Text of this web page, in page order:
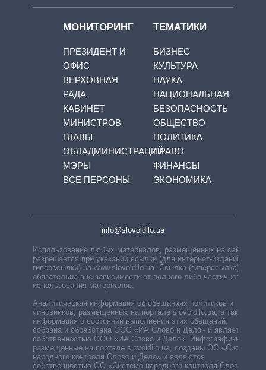
МОНИТОРИНГ
ПРЕЗИДЕНТ И
ОФИС
ВЕРХОВНАЯ
РАДА
КАБИНЕТ
МИНИСТРОВ
ГЛАВЫ
ОБЛАДМИНИСТРАЦИЙ
МЭРЫ
ВСЕ ПЕРСОНЫ
ТЕМАТИКИ
БИЗНЕС
КУЛЬТУРА
НАУКА
НАЦИОНАЛЬНАЯ
БЕЗОПАСНОСТЬ
ОБЩЕСТВО
ПОЛИТИКА
ПРАВО
ФИНАНСЫ
ЭКОНОМИКА
info@slovoidilo.ua
Использование любых материалов, размещённых на сайте,
разрешается при указании ссылки (для интернет-изданий —
гиперссылки) на www.slovoidilo.ua. Ссылка (гиперссылка)
обязательна вне зависимости от полного либо частичного
использования материалов.
Аналитическая информация об обещаниях политиков и
чиновников, размещенных на портале slovoidilo.ua, а также
информация о состоянии выполнения этих обещаний,
собрана и обработана ООО «ИА Слово и Дело» и является
собственностью ООО «ИА Слово и Дело». Инфографики,
размещенные на портале slovoidilo.ua, созданы ОО «Система
народного контроля Слово и Дело» и являются
собственностью ОО «Система народного контроля Слово и